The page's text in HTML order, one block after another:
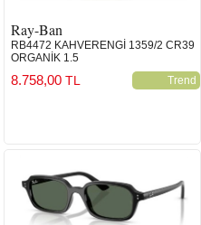
Ray-Ban
RB4472 KAHVERENGİ 1359/2 CR39
ORGANİK 1.5
Trend
8.758,00 TL